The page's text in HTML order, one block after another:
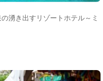
湧き出すリゾートホテル～ミ